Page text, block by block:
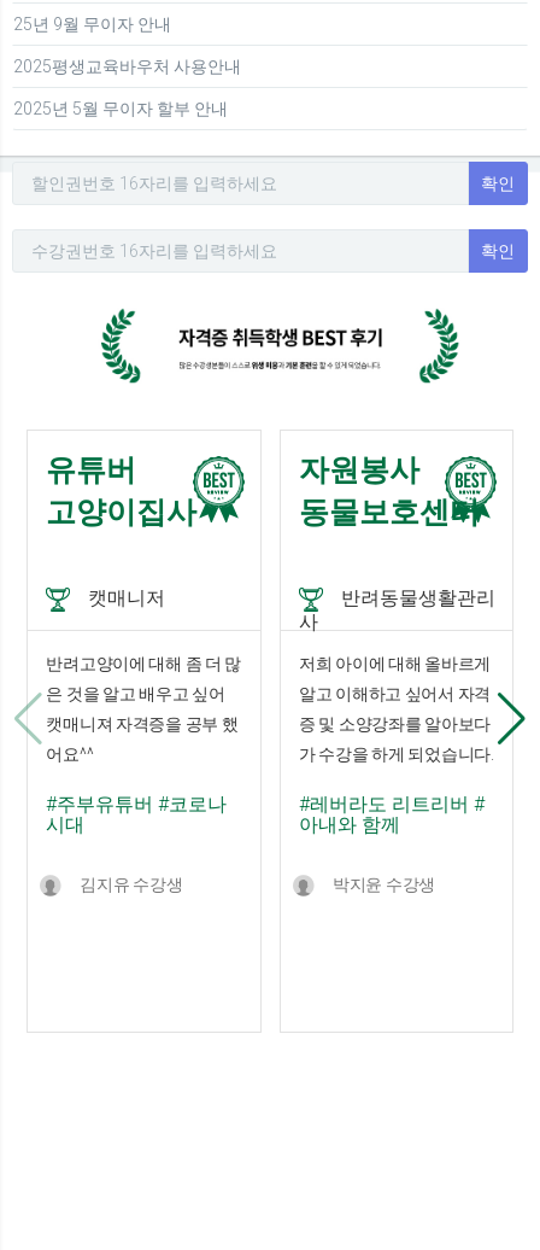
25년 9월 무이자 안내
2025평생교육바우처 사용안내
2025년 5월 무이자 할부 안내
확인
확인
유튜버
고양이집사
캣매니저
반려고양이에 대해 좀 더 많
은 것을 알고 배우고 싶어
캣매니져 자격증을 공부 했
어요^^
#주부유튜버 #코로나
시대
김지유 수강생
자원봉사
동물보호센터
반려동물생활관리
사
저희 아이에 대해 올바르게
알고 이해하고 싶어서 자격
증 및 소양강좌를 알아보다
가 수강을 하게 되었습니다.
#레버라도 리트리버 #
아내와 함께
박지윤 수강생